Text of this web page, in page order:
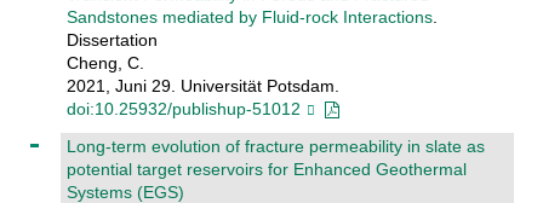
Sandstones mediated by Fluid-rock Interactions.
Dissertation
Cheng, C.
2021, Juni 29. Universität Potsdam.
doi:10.25932/publishup-51012
Long-term evolution of fracture permeability in slate as
potential target reservoirs for Enhanced Geothermal
Systems (EGS)